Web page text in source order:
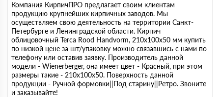
Компания КирпичПРО предлагает своим клиентам
продукцию крупнейших кирпичных заводов. Мы
осуществляем свою деятельность на территории Санкт-
Петербурге и Ленинградской области. Кирпич
облицовочный Terca Rood Handvorm, 210х100х50 мм купить
по низкой цене за шт/упаковку можно связавшись с нами по
телефону или оставив заявку. Производитель данной
модели - Wienerberger, она имеет цвет - Красный, при этом
размеры такие - 210х100х50. Поверхность данной
продукции - Ручной формовки||Под старину||Ретро. Звоните
и заказывайте!